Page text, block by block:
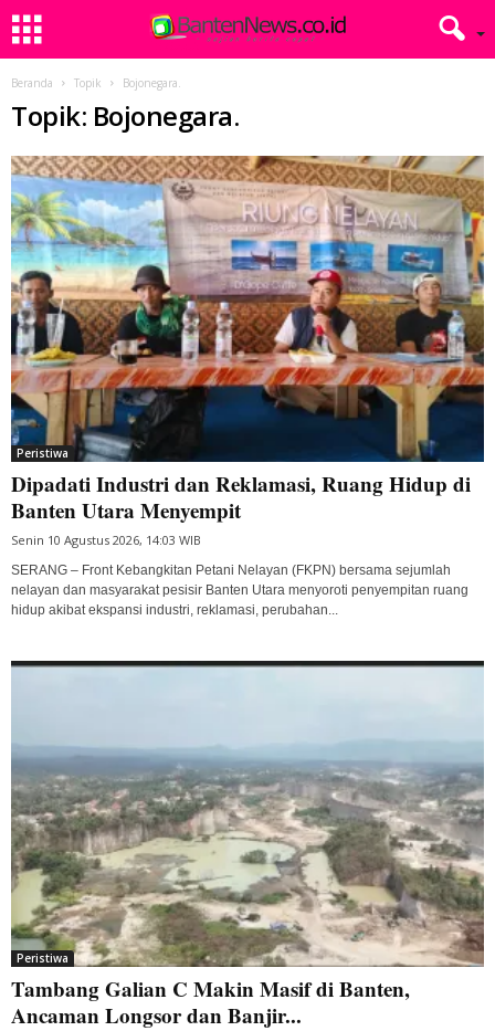
Beranda Topik Bojonegara.
Topik: Bojonegara.
Peristiwa
Dipadati Industri dan Reklamasi, Ruang Hidup di
Banten Utara Menyempit
Senin 10 Agustus 2026, 14:03 WIB
SERANG – Front Kebangkitan Petani Nelayan (FKPN) bersama sejumlah
nelayan dan masyarakat pesisir Banten Utara menyoroti penyempitan ruang
hidup akibat ekspansi industri, reklamasi, perubahan...
Peristiwa
Tambang Galian C Makin Masif di Banten,
Ancaman Longsor dan Banjir...